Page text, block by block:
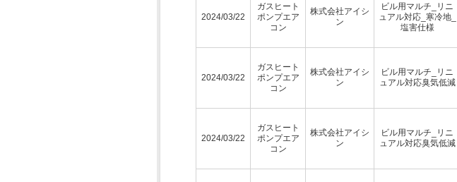
2024/03/22
ガスヒート
ポンプエア
コン
株式会社アイシ
ン
ビル用マルチ_リニ
ュアル対応_寒冷地_
塩害仕様
2024/03/22
ガスヒート
ポンプエア
コン
株式会社アイシ
ン
ビル用マルチ_リニ
ュアル対応臭気低減
2024/03/22
ガスヒート
ポンプエア
コン
株式会社アイシ
ン
ビル用マルチ_リニ
ュアル対応臭気低減